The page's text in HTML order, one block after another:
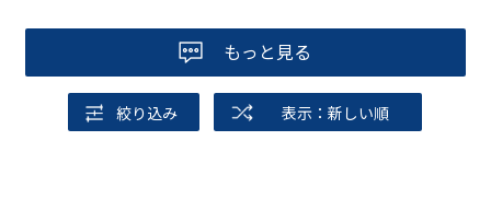
もっと見る
絞り込み 表示：新しい順